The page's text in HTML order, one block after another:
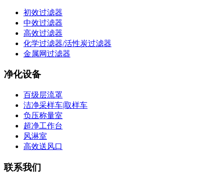
初效过滤器
中效过滤器
高效过滤器
化学过滤器/活性炭过滤器
金属网过滤器
净化设备
百级层流罩
洁净采样车|取样车
负压称量室
超净工作台
风淋室
高效送风口
联系我们